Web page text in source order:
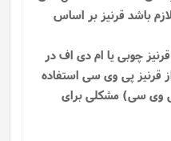
باشد قرنیز بر اساس
چوبی یا ام دی اف در
قرنیز پی وی سی استفاده
وی سی) مشکلی برای